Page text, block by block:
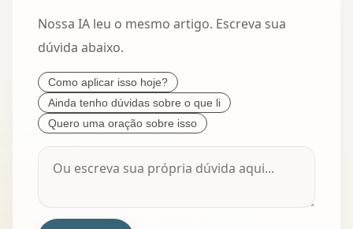
Nossa IA leu o mesmo artigo. Escreva sua
dúvida abaixo.
Como aplicar isso hoje?
Ainda tenho dúvidas sobre o que li
Quero uma oração sobre isso